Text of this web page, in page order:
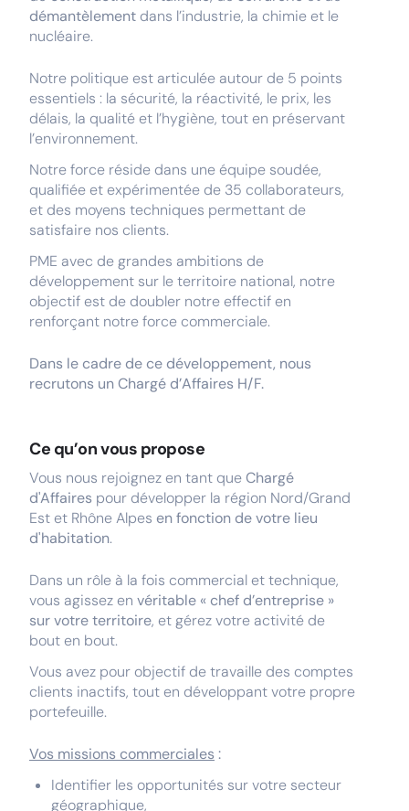
démantèlement dans l’industrie, la chimie et le
nucléaire.
Notre politique est articulée autour de 5 points
essentiels : la sécurité, la réactivité, le prix, les
délais, la qualité et l’hygiène, tout en préservant
l’environnement.
Notre force réside dans une équipe soudée,
qualifiée et expérimentée de 35 collaborateurs,
et des moyens techniques permettant de
satisfaire nos clients.
PME avec de grandes ambitions de
développement sur le territoire national, notre
objectif est de doubler notre effectif en
renforçant notre force commerciale.
Dans le cadre de ce développement, nous
recrutons un Chargé d’Affaires H/F.
Ce qu’on vous propose
Vous nous rejoignez en tant queChargé
d'Affaires pour développer la région Nord/Grand
Est et Rhône Alpes en fonction de votre lieu
d'habitation.
Dans un rôle à la fois commercial et technique,
vous agissez en véritable « chef d’entreprise »
sur votre territoire, et gérez votre activité de
bout en bout.
Vous avez pour objectif de travaille des comptes
clients inactifs, tout en développant votre propre
portefeuille.
Vos missions commerciales :
Identifier les opportunités sur votre secteur
géographique,